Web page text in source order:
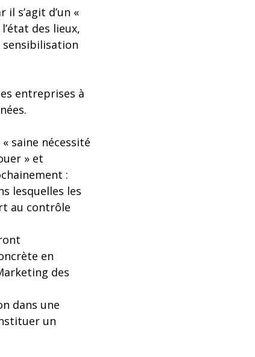
s’agit d’un «
des lieux,
entreprises à
saine nécessité
» et
:
lesquelles les
au contrôle
en
des
dans une
un